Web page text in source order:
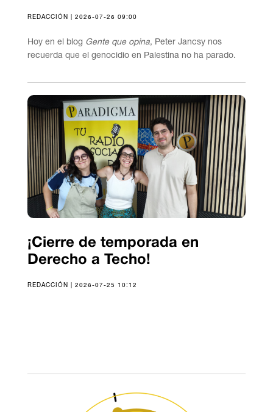
REDACCIÓN | 2026-07-26 09:00
Hoy en el blog Gente que opina, Peter Jancsy nos
recuerda que el genocidio en Palestina no ha parado.
¡Cierre de temporada en
Derecho a Techo!
REDACCIÓN | 2026-07-25 10:12